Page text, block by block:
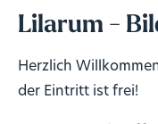
Lilarum -
Herzlich
der Eintritt ist frei!